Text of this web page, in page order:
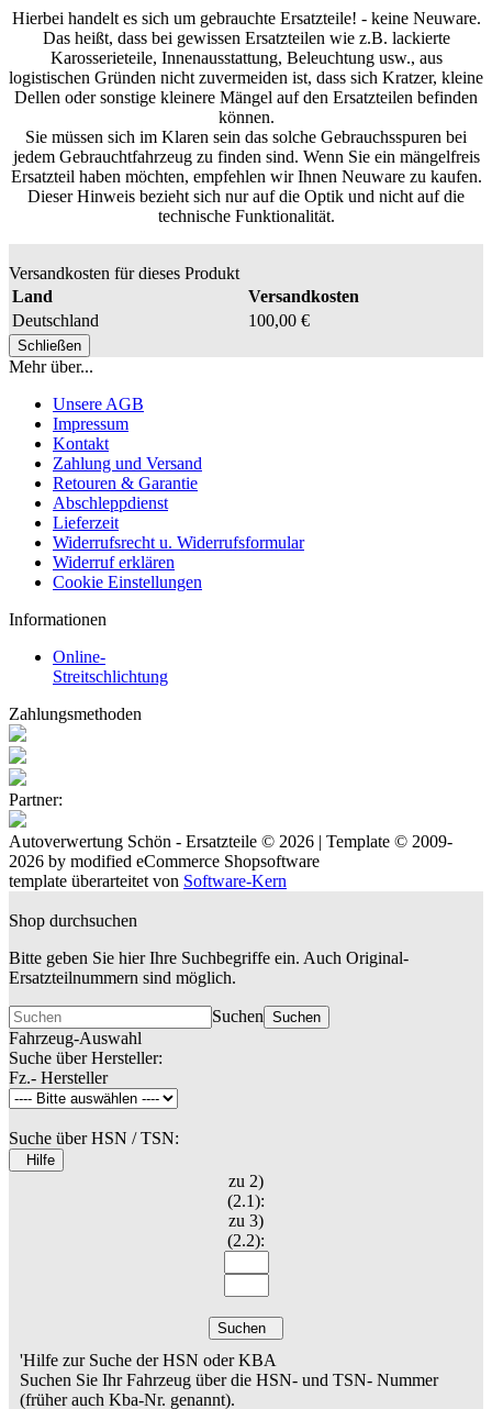
Hierbei handelt es sich um gebrauchte Ersatzteile! - keine Neuware.
Das heißt, dass bei gewissen Ersatzteilen wie z.B. lackierte
Karosserieteile, Innenausstattung, Beleuchtung usw., aus
logistischen Gründen nicht zuvermeiden ist, dass sich Kratzer, kleine
Dellen oder sonstige kleinere Mängel auf den Ersatzteilen befinden
können.
Sie müssen sich im Klaren sein das solche Gebrauchsspuren bei
jedem Gebrauchtfahrzeug zu finden sind. Wenn Sie ein mängelfreis
Ersatzteil haben möchten, empfehlen wir Ihnen Neuware zu kaufen.
Dieser Hinweis bezieht sich nur auf die Optik und nicht auf die
technische Funktionalität.
Versandkosten für dieses Produkt
Land
Versandkosten
Deutschland
100,00 €
Schließen
Mehr über...
Unsere AGB
Impressum
Kontakt
Zahlung und Versand
Retouren & Garantie
Abschleppdienst
Lieferzeit
Widerrufsrecht u. Widerrufsformular
Widerruf erklären
Cookie Einstellungen
Informationen
Online-
Streitschlichtung
Zahlungsmethoden
Partner:
Autoverwertung Schön - Ersatzteile © 2026 | Template © 2009-
2026 by modified eCommerce Shopsoftware
template überarteitet von Software-Kern
Shop durchsuchen
Bitte geben Sie hier Ihre Suchbegriffe ein. Auch Original-
Ersatzteilnummern sind möglich.
Suchen Suchen
Fahrzeug-Auswahl
Suche über Hersteller:
Fz.- Hersteller
Suche über HSN / TSN:
Hilfe
zu 2)
(2.1):
zu 3)
(2.2):
Suchen
'Hilfe zur Suche der HSN oder KBA
Suchen Sie Ihr Fahrzeug über die HSN- und TSN- Nummer
(früher auch Kba-Nr. genannt).